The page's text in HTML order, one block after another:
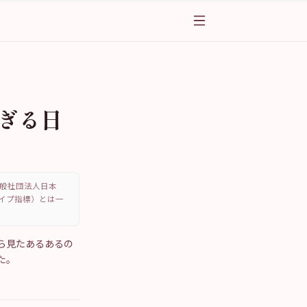
る日
社団法人日本
プ指標）とは一
見たあるあるの